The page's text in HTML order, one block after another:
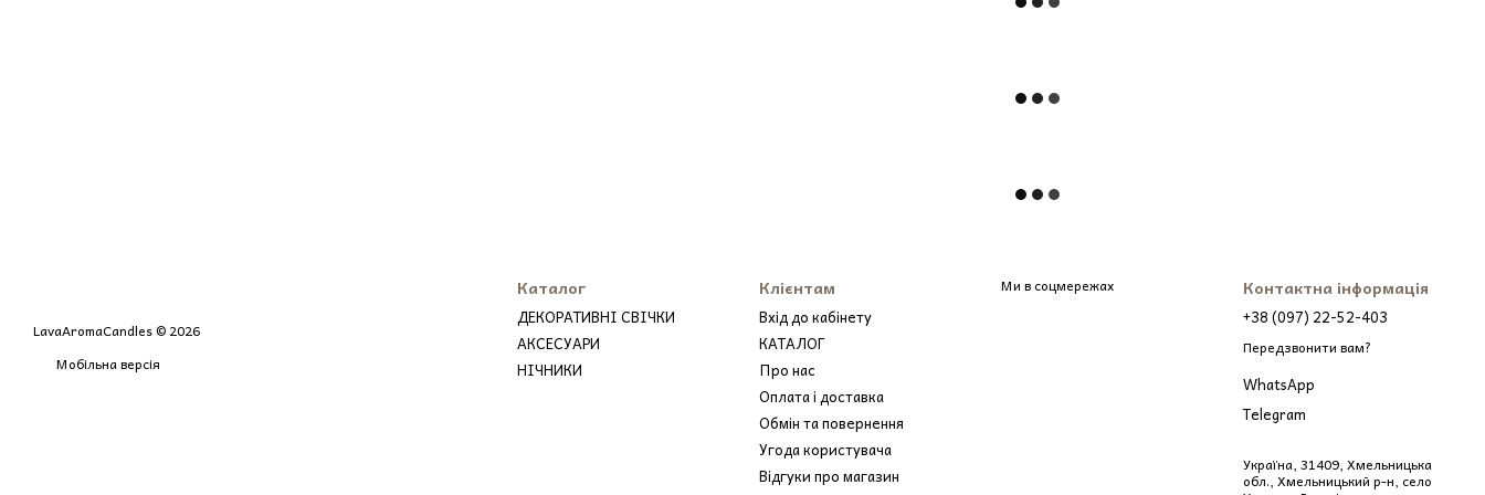
LavaAromaCandles © 2026
Мобільна версія
Каталог
ДЕКОРАТИВНІ СВІЧКИ
АКСЕСУАРИ
НІЧНИКИ
Клієнтам
Вхід до кабінету
КАТАЛОГ
Про нас
Оплата і доставка
Обмін та повернення
Угода користувача
Відгуки про магазин
Ми в соцмережах Контактна інформація
+38 (097) 22-52-403
Передзвонити вам?
WhatsApp
Telegram
Україна, 31409, Хмельницька
обл., Хмельницький р-н, село